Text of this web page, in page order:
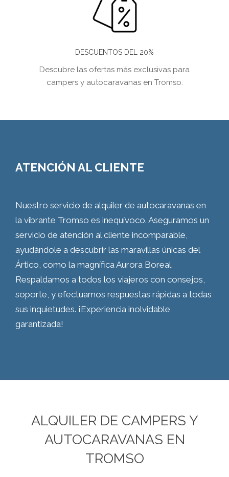
DESCUENTOS DEL 20%
Descubre las ofertas más exclusivas para
campers y autocaravanas en Tromso.
ATENCIÓN AL CLIENTE
Nuestro servicio de alquiler de autocaravanas en
la vibrante Tromso es inequívoco. Aseguramos un
servicio de atención al cliente incomparable,
ayudándole a descubrir las maravillas únicas del
Ártico, como la magnífica Aurora Boreal.
Respaldamos a todos los viajeros con consejos,
soporte, y efectuamos respuestas rápidas a todas
sus inquietudes. ¡Experiencia inolvidable
garantizada!
ALQUILER DE CAMPERS Y
AUTOCARAVANAS EN
TROMSO